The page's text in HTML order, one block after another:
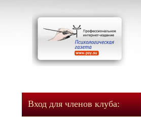
Вход для членов клуба: